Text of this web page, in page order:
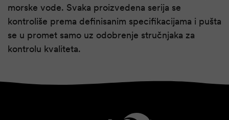
morske vode. Svaka proizvedena serija se
kontroliše prema definisanim specifikacijama i pušta
se u promet samo uz odobrenje stručnjaka za
kontrolu kvaliteta.